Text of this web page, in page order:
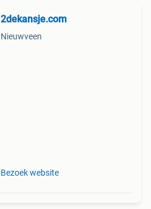
2dekansje.com
Nieuwveen
Bezoek website